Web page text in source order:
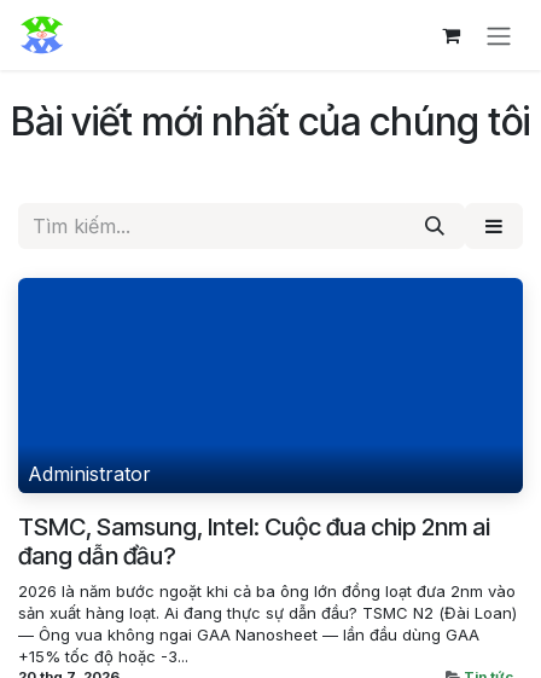
Bỏ qua để đến Nội dung
Bài viết mới nhất của chúng tôi
Administrator
TSMC, Samsung, Intel: Cuộc đua chip 2nm ai
đang dẫn đầu?
2026 là năm bước ngoặt khi cả ba ông lớn đồng loạt đưa 2nm vào
sản xuất hàng loạt. Ai đang thực sự dẫn đầu? TSMC N2 (Đài Loan)
— Ông vua không ngai GAA Nanosheet — lần đầu dùng GAA
+15% tốc độ hoặc -3...